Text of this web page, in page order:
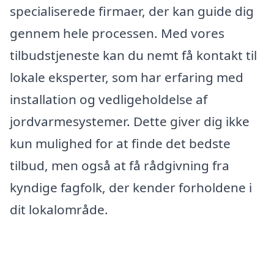
specialiserede firmaer, der kan guide dig
gennem hele processen. Med vores
tilbudstjeneste kan du nemt få kontakt til
lokale eksperter, som har erfaring med
installation og vedligeholdelse af
jordvarmesystemer. Dette giver dig ikke
kun mulighed for at finde det bedste
tilbud, men også at få rådgivning fra
kyndige fagfolk, der kender forholdene i
dit lokalområde.